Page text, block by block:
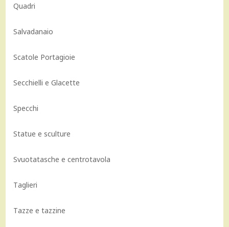
Quadri
Salvadanaio
Scatole Portagioie
Secchielli e Glacette
Specchi
Statue e sculture
Svuotatasche e centrotavola
Taglieri
Tazze e tazzine